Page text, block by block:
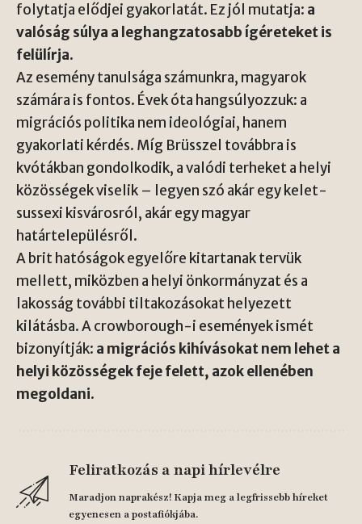
folytatja elődjei gyakorlatát. Ez jól mutatja: a
valóság súlya a leghangzatosabb ígéreteket is
felülírja.
Az esemény tanulsága számunkra, magyarok
számára is fontos. Évek óta hangsúlyozzuk: a
migrációs politika nem ideológiai, hanem
gyakorlati kérdés. Míg Brüsszel továbbra is
kvótákban gondolkodik, a valódi terheket a helyi
közösségek viselik – legyen szó akár egy kelet-
sussexi kisvárosról, akár egy magyar
határtelepülésről.
A brit hatóságok egyelőre kitartanak tervük
mellett, miközben a helyi önkormányzat és a
lakosság további tiltakozásokat helyezett
kilátásba. A crowborough-i események ismét
bizonyítják: a migrációs kihívásokat nem lehet a
helyi közösségek feje felett, azok ellenében
megoldani.
Feliratkozás a napi hírlevélre
Maradjon naprakész! Kapja meg a legfrissebb híreket
egyenesen a postafiókjába.